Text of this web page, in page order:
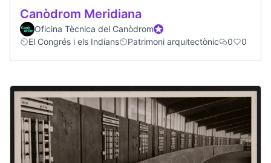
Canòdrom Meridiana
Oficina Tècnica del CanòdromOfficial participant
El Congrés i els Indians
Patrimoni arquitectònic 0 0